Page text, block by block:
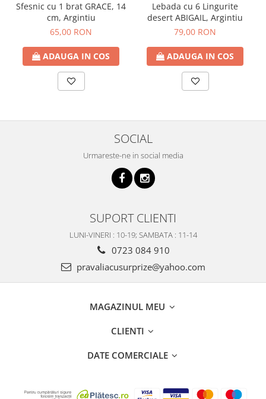
Sfesnic cu 1 brat GRACE, 14
cm, Argintiu
65,00 RON
ADAUGA IN COS
Lebada cu 6 Lingurite
desert ABIGAIL, Argintiu
79,00 RON
ADAUGA IN COS
SOCIAL
Urmareste-ne in social media
SUPORT CLIENTI
LUNI-VINERI : 10-19; SAMBATA : 11-14
0723 084 910
pravaliacusurprize@yahoo.com
MAGAZINUL MEU
CLIENTI
DATE COMERCIALE